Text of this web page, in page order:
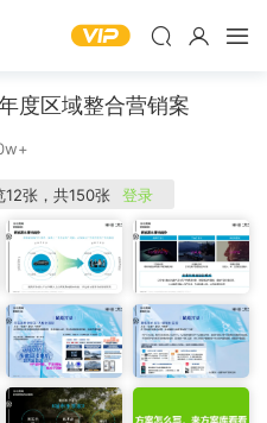
度区域整合营销案
12张，共150张 登录